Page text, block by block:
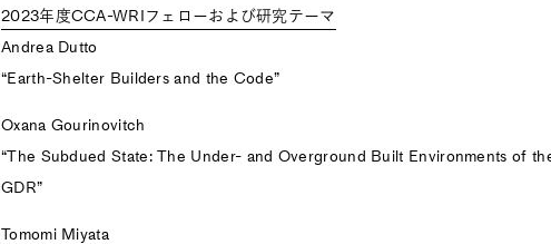
2023年度CCA-WRIフェローおよび研究テーマ
Andrea Dutto
“Earth-Shelter Builders and the Code”
Oxana Gourinovitch
“The Subdued State: The Under- and Overground Built Environments of
GDR”
Tomomi Miyata